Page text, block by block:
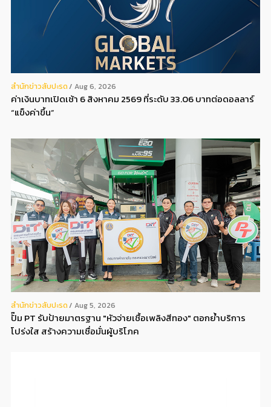
สํานักข่าวสับปะรด Aug 6, 2026
ค่าเงินบาทเปิดเช้า 6 สิงหาคม 2569 ที่ระดับ 33.06 บาทต่อดอลลาร์
“แข็งค่าขึ้น”
สํานักข่าวสับปะรด Aug 5, 2026
ปั๊ม PT รับป้ายมาตรฐาน "หัวจ่ายเชื้อเพลิงสีทอง" ตอกย้ำบริการ
โปร่งใส สร้างความเชื่อมั่นผู้บริโภค